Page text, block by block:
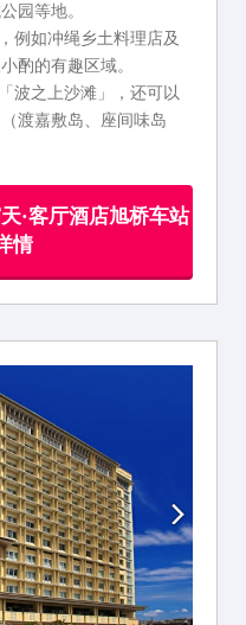
园等地。
例如冲绳乡土料理店及
酌的有趣区域。
波之上沙滩」，还可以
渡嘉敷岛、座间味岛
·客厅酒店旭桥车站
情